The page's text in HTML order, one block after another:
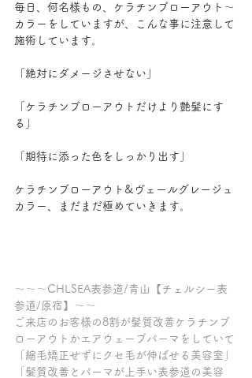
毎日、何名様もの、ケラチンブローアウト～
カラーをしていますが、こんな事に注意して
施術しています。
「絶対にダメージさせない」
「ケラチンブローアウトだけより艶髪にす
る」
「期待に添った色をしっかり出す」
ケラチンブローアウト&ヴェールグレージュ
カラー、まだまだ極めていきます。
～～～CHLSEA表参道/青山【チェルシー表
参道/原宿】～～
ご来店のお客様の8割が髪質改善ケラチンブ
ローアウトかエアウェーブパーマをしていて
「縮毛矯正せずにクセ毛が伸ばせる美容室」
「髪質改善とパーマが上手い表参道の美容